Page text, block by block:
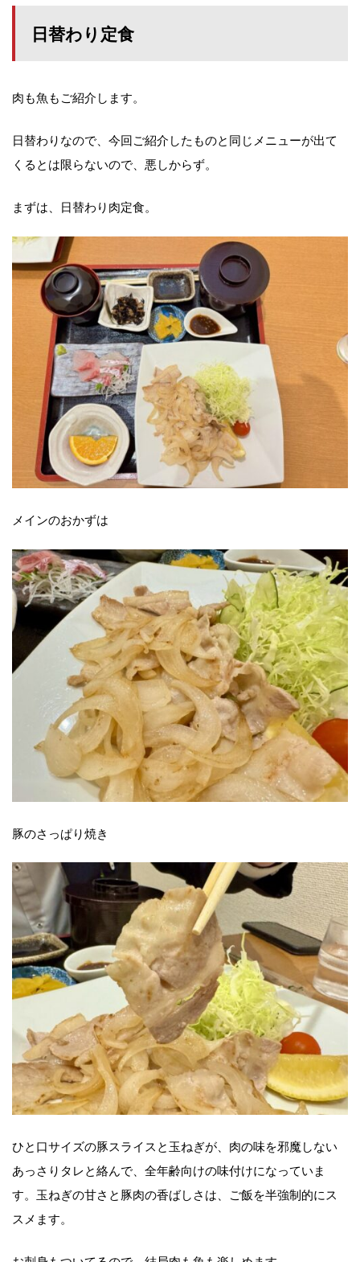
日替わり定食
肉も魚もご紹介します。
日替わりなので、今回ご紹介したものと同じメニューが出て
くるとは限らないので、悪しからず。
まずは、日替わり肉定食。
メインのおかずは
豚のさっぱり焼き
ひと口サイズの豚スライスと玉ねぎが、肉の味を邪魔しない
あっさりタレと絡んで、全年齢向けの味付けになっていま
す。玉ねぎの甘さと豚肉の香ばしさは、ご飯を半強制的にス
スメます。